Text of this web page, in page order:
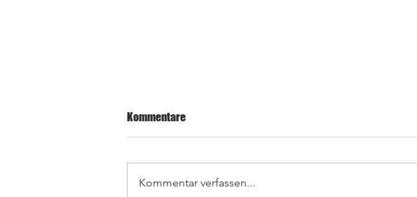
Kommentare
Kommentar verfassen...